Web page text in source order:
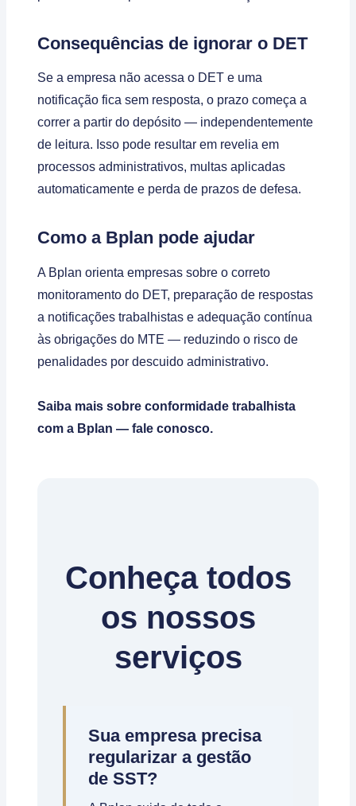
Consequências de ignorar o DET
Se a empresa não acessa o DET e uma
notificação fica sem resposta, o prazo começa a
correr a partir do depósito — independentemente
de leitura. Isso pode resultar em revelia em
processos administrativos, multas aplicadas
automaticamente e perda de prazos de defesa.
Como a Bplan pode ajudar
A Bplan orienta empresas sobre o correto
monitoramento do DET, preparação de respostas
a notificações trabalhistas e adequação contínua
às obrigações do MTE — reduzindo o risco de
penalidades por descuido administrativo.
Saiba mais sobre conformidade trabalhista
com a Bplan — fale conosco.
Conheça todos
os nossos
serviços
Sua empresa precisa
regularizar a gestão
de SST?